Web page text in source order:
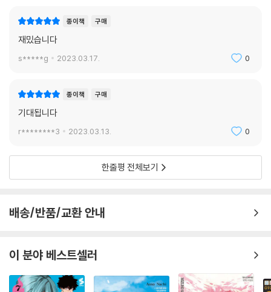
종이책 구매
재밌습니다
s*****g 2023.03.17. 0
종이책 구매
기대됩니다
r********3 2023.03.13. 0
한줄평 전체보기
배송/반품/교환 안내
이 분야 베스트셀러